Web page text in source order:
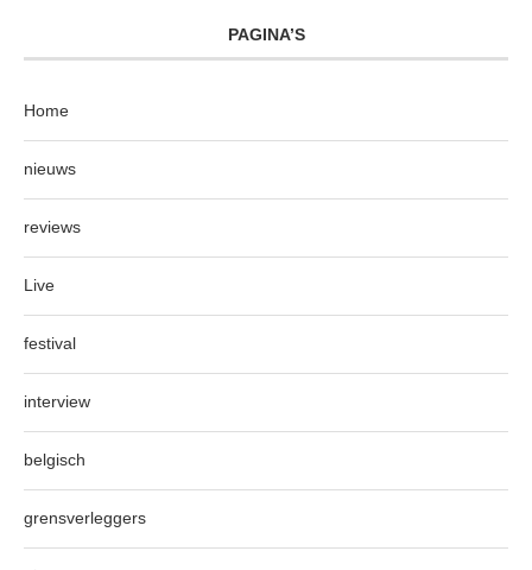
PAGINA’S
Home
nieuws
reviews
Live
festival
interview
belgisch
grensverleggers